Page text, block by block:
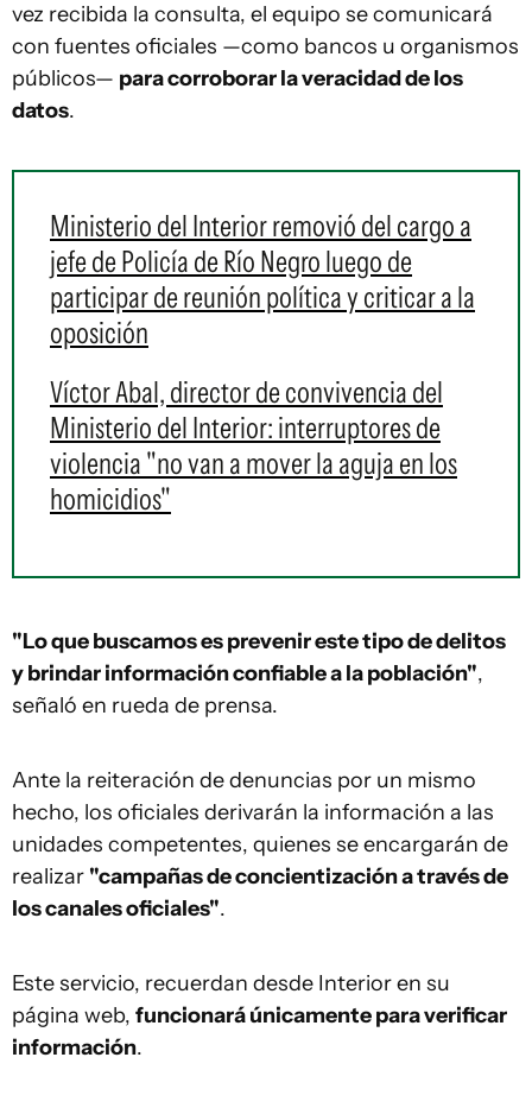
vez recibida la consulta, el equipo se comunicará
con fuentes oficiales —como bancos u organismos
públicos— para corroborar la veracidad de los
datos.
Ministerio del Interior removió del cargo a
jefe de Policía de Río Negro luego de
participar de reunión política y criticar a la
oposición
Víctor Abal, director de convivencia del
Ministerio del Interior: interruptores de
violencia "no van a mover la aguja en los
homicidios"
"Lo que buscamos es prevenir este tipo de delitos
y brindar información confiable a la población",
señaló en rueda de prensa.
Ante la reiteración de denuncias por un mismo
hecho, los oficiales derivarán la información a las
unidades competentes, quienes se encargarán de
realizar "campañas de concientización a través de
los canales oficiales".
Este servicio, recuerdan desde Interior en su
página web, funcionará únicamente para verificar
información.